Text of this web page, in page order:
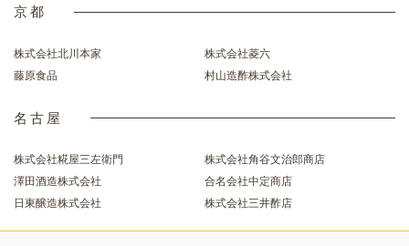
京都
株式会社北川本家
株式会社菱六
藤原食品
村山造酢株式会社
名古屋
株式会社糀屋三左衛門
株式会社角谷文治郎商店
澤田酒造株式会社
合名会社中定商店
日東醸造株式会社
株式会社三井酢店